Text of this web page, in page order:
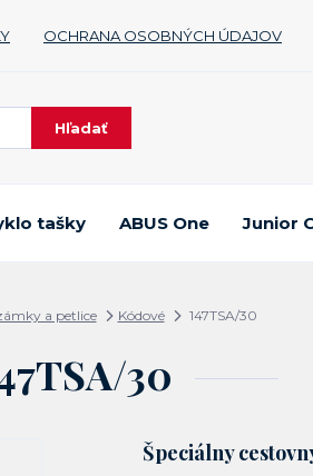
OCHRANA OSOBNÝCH ÚDAJOV
Hľadať
tašky ABUS One Junior
a petlice Kódové 147TSA/30
30
Špeciálny